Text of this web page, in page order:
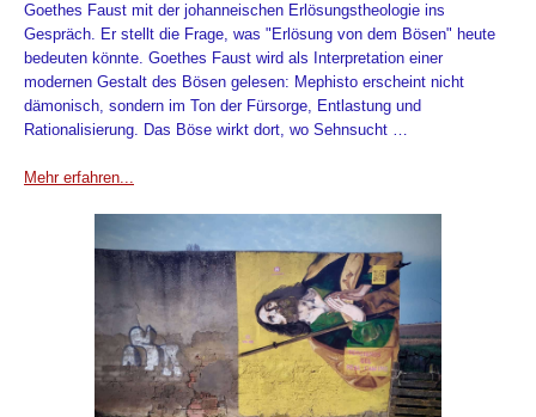
Goethes Faust mit der johanneischen Erlösungstheologie ins
Gespräch. Er stellt die Frage, was "Erlösung von dem Bösen" heute
bedeuten könnte. Goethes Faust wird als Interpretation einer
modernen Gestalt des Bösen gelesen: Mephisto erscheint nicht
dämonisch, sondern im Ton der Fürsorge, Entlastung und
Rationalisierung. Das Böse wirkt dort, wo Sehnsucht …
Mehr erfahren...